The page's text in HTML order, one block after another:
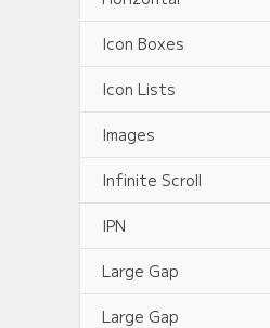
Icon Boxes
Icon Lists
Images
Infinite Scroll
IPN
Large Gap
Large Gap